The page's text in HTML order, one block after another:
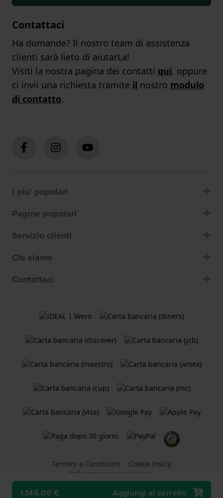
1.145,00 € Aggiungi al carrello
Contattaci
Ha domande? Il nostro team di assistenza
clienti sarà lieto di aiutarLa!
Visiti la nostra pagina dei contatti qui, oppure
ci invii una richiesta tramite il nostro modulo
di contatto.
I piu' popolari
Pagine popolari
Servizio clienti
Chi siamo
Contattaci
Termini e Condizioni
Cookie Policy
Informativa sulla privacy
Un negozio online di Holland Watch Group B.V.